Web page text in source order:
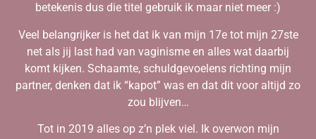
betekenis dus die titel gebruik ik maar niet meer :)
Veel belangrijker is het dat ik van mijn 17e tot mijn 27ste
net als jij last had van vaginisme en alles wat daarbij
komt kijken. Schaamte, schuldgevoelens richting mijn
partner, denken dat ik “kapot” was en dat dit voor altijd zo
zou blijven…
Tot in 2019 alles op z’n plek viel. Ik overwon mijn